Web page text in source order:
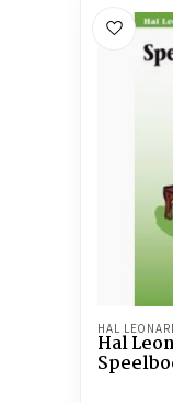
HAL
Hal